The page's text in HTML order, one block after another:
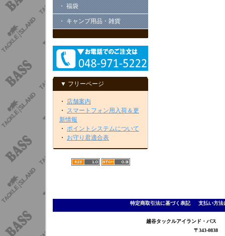
・ 福袋
・ キャンプ用品・雑貨
▼ フリーページ
・ 店舗案内
・ スマートフォン用入荷＆更
新情報
・ ポイントシステムについて
・ お守り君適合表
特定商取引法に基づく表記｜ 支払い方法
越谷タックルアイランド・バ
〒343-0838